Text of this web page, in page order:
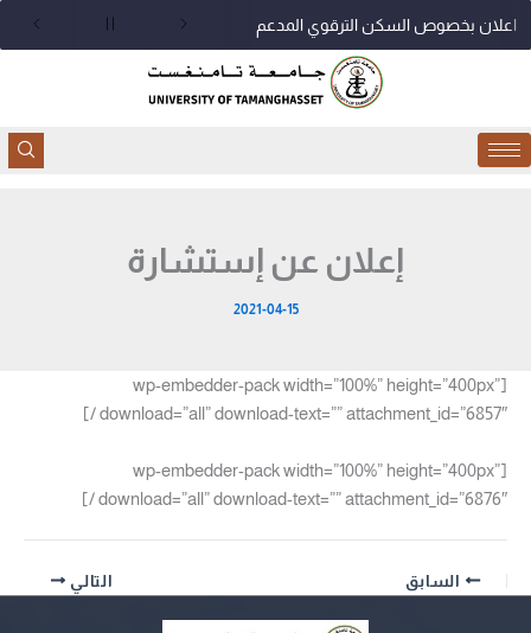
اعلان بخصوص السكن الترقوي المدعم
إعلان عن إستشارة
2021-04-15
[wp-embedder-pack width=”100%” height=”400px”
download=”all” download-text=”” attachment_id=”6857″ /]
[wp-embedder-pack width=”100%” height=”400px”
download=”all” download-text=”” attachment_id=”6876″ /]
السابق التالي